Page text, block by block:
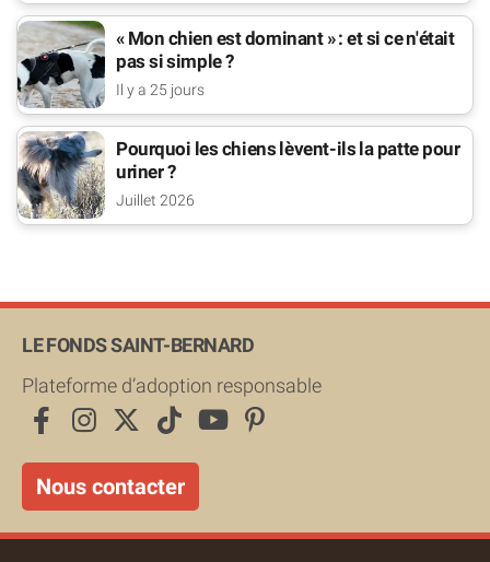
à toutes vos questions.
Voici le lien vers le questionnaire de contact en vue
d’adoption :
https://webquest.fr/...
« Mon chien est dominant » : et si ce n'était
pas si simple ?
Il y a 25 jours
Pourquoi les chiens lèvent-ils la patte pour
uriner ?
Juillet 2026
LE FONDS SAINT-BERNARD
Plateforme d’adoption responsable
Nous contacter